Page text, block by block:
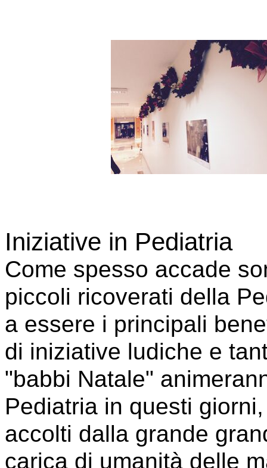
Iniziative in Pediatria
Come spesso accade
piccoli ricoverati della
a essere i principali
di iniziative ludiche e
"babbi Natale"
Pediatria in questi giorni,
accolti dalla grande
carica di umanità delle